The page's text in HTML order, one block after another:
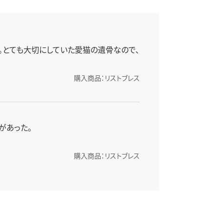
ても大切にしていた愛猫の遺骨なので、
購入商品：リストブレス
あった。
購入商品：リストブレス